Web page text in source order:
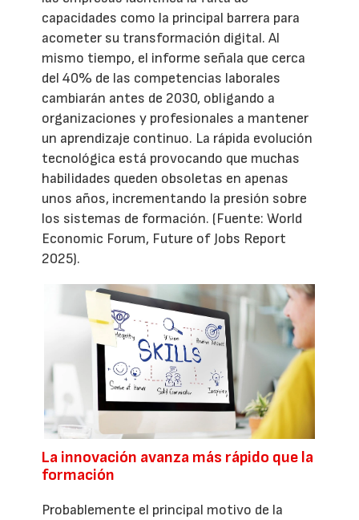
capacidades como la principal barrera para
acometer su transformación digital. Al
mismo tiempo, el informe señala que cerca
del 40% de las competencias laborales
cambiarán antes de 2030, obligando a
organizaciones y profesionales a mantener
un aprendizaje continuo. La rápida evolución
tecnológica está provocando que muchas
habilidades queden obsoletas en apenas
unos años, incrementando la presión sobre
los sistemas de formación. (Fuente: World
Economic Forum, Future of Jobs Report
2025).
La innovación avanza más rápido que la
formación
Probablemente el principal motivo de la